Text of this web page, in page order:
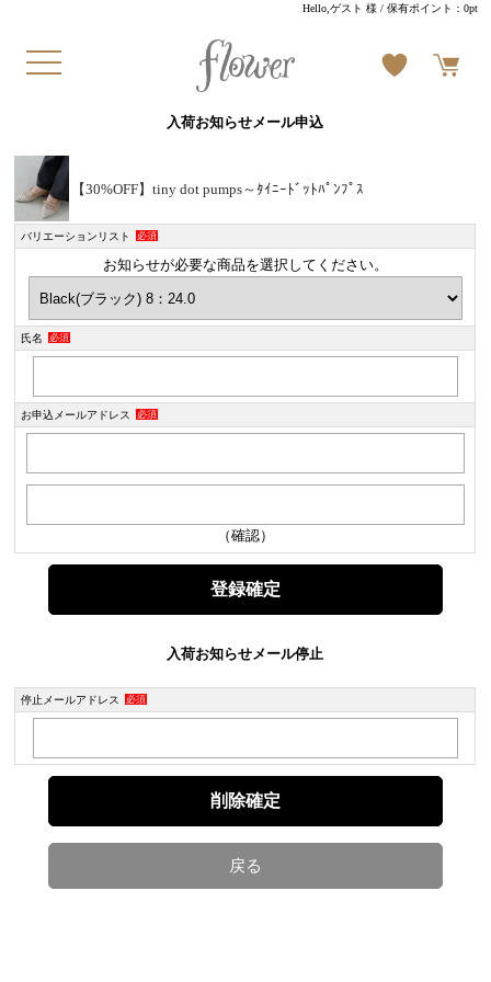
Hello,ゲスト 様 / 保有ポイント：0pt
入荷お知らせメール申込
【30%OFF】tiny dot pumps～ﾀｲﾆｰﾄﾞｯﾄﾊﾟﾝﾌﾟｽ
バリエーションリスト 必須
お知らせが必要な商品を選択してください。
氏名 必須
お申込メールアドレス 必須
（確認）
入荷お知らせメール停止
停止メールアドレス 必須